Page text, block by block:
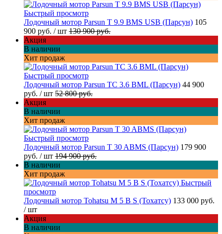
Быстрый просмотр
Лодочный мотор Parsun T 9.9 BMS USB (Парсун) 105
900 руб. / шт 130 900 руб.
Акция
В наличии
Хит продаж
Быстрый просмотр
Лодочный мотор Parsun TC 3.6 BML (Парсун) 44 900
руб. / шт 52 800 руб.
Акция
В наличии
Хит продаж
Быстрый просмотр
Лодочный мотор Parsun T 30 ABMS (Парсун) 179 900
руб. / шт 194 900 руб.
В наличии
Хит продаж
Быстрый
просмотр
Лодочный мотор Tohatsu M 5 B S (Тохатсу) 133 000 руб.
/ шт
Акция
В наличии